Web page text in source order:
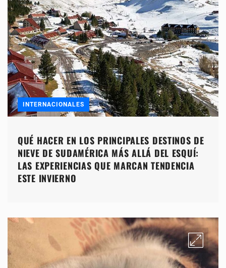
INTERNACIONALES
QUÉ HACER EN LOS PRINCIPALES DESTINOS DE
NIEVE DE SUDAMÉRICA MÁS ALLÁ DEL ESQUÍ:
LAS EXPERIENCIAS QUE MARCAN TENDENCIA
ESTE INVIERNO